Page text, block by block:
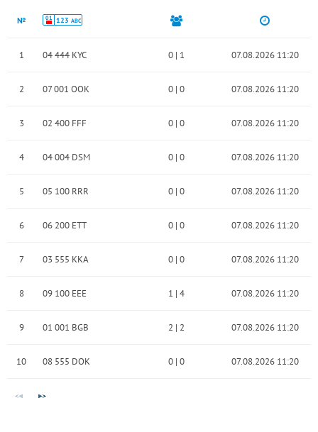
№ 01 123 ABC
1 04 444 KYC 0| 1 07.08.2026 11:20
2 07 001 OOK 0| 0 07.08.2026 11:20
3 02 400 FFF 0| 0 07.08.2026 11:20
4 04 004 DSM 0| 0 07.08.2026 11:20
5 05 100 RRR 0| 0 07.08.2026 11:20
6 06 200 ETT 0| 0 07.08.2026 11:20
7 03 555 KKA 0| 0 07.08.2026 11:20
8 09 100 EEE 1 | 4 07.08.2026 11:20
9 01 001 BGB 2 | 2 07.08.2026 11:20
10 08 555 DOK 0| 0 07.08.2026 11:20